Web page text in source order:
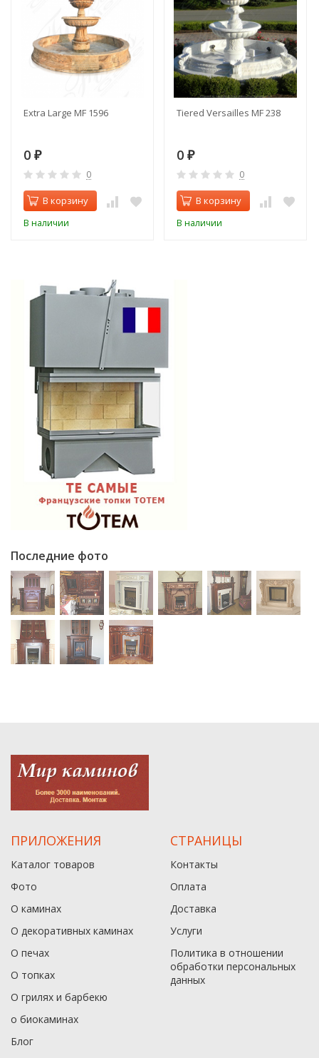
Extra Large MF 1596
0 ₽
0
В корзину
В наличии
Tiered Versailles MF 238
0 ₽
0
В корзину
В наличии
Последние фото
ПРИЛОЖЕНИЯ
Каталог товаров
Фото
О каминах
О декоративных каминах
О печах
О топках
О грилях и барбекю
о биокаминах
Блог
СТРАНИЦЫ
Контакты
Оплата
Доставка
Услуги
Политика в отношении
обработки персональных
данныx